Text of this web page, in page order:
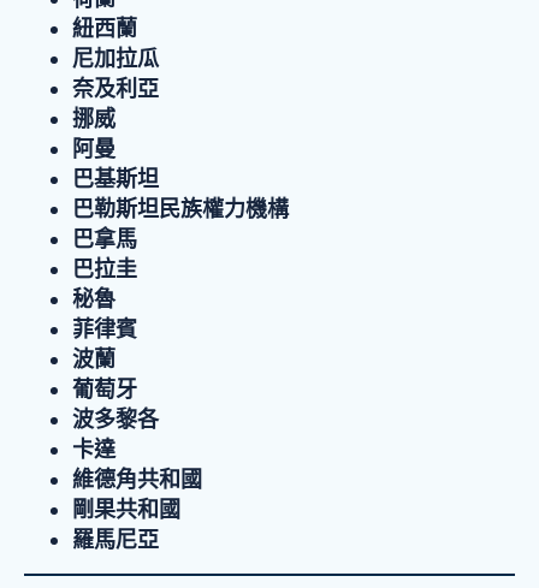
紐西蘭
尼加拉瓜
奈及利亞
挪威
阿曼
巴基斯坦
巴勒斯坦民族權力機構
巴拿馬
巴拉圭
秘魯
菲律賓
波蘭
葡萄牙
波多黎各
卡達
維德角共和國
剛果共和國
羅馬尼亞